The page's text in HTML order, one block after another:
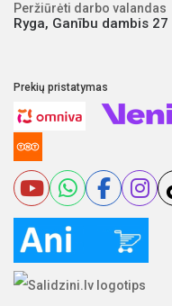
Peržiūrėti darbo valandas
Ryga, Ganību dambis 27
Prekių pristatymas